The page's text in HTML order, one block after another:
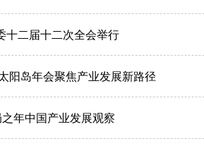
十二届十二次全会举行
阳岛年会聚焦产业发展新路径
之年中国产业发展观察